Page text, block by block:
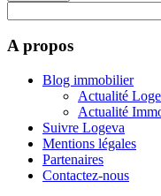
A propos
Blog immobilier
Actualité
Actualité
Suivre Logeva
Mentions légales
Partenaires
Contactez-nous